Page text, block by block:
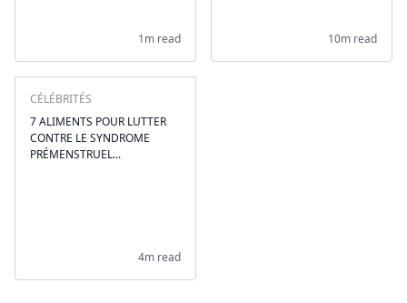
1m read 10m read
CÉLÉBRITÉS
7 ALIMENTS POUR LUTTER
CONTRE LE SYNDROME
PRÉMENSTRUEL...
4m read